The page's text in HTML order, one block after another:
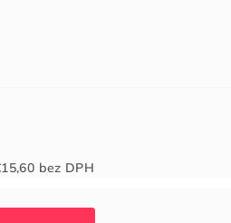
bez DPHcena: